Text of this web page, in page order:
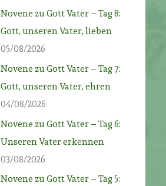
Novene zu Gott Vater – Tag 8:
Gott, unseren Vater, lieben
05/08/2026
Novene zu Gott Vater – Tag 7:
Gott, unseren Vater, ehren
04/08/2026
Novene zu Gott Vater – Tag 6:
Unseren Vater erkennen
03/08/2026
Novene zu Gott Vater – Tag 5: